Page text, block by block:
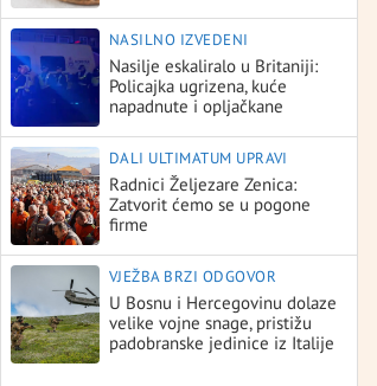
NASILNO IZVEDENI
Nasilje eskaliralo u Britaniji:
Policajka ugrizena, kuće
napadnute i opljačkane
DALI ULTIMATUM UPRAVI
Radnici Željezare Zenica:
Zatvorit ćemo se u pogone
firme
VJEŽBA BRZI ODGOVOR
U Bosnu i Hercegovinu dolaze
velike vojne snage, pristižu
padobranske jedinice iz Italije